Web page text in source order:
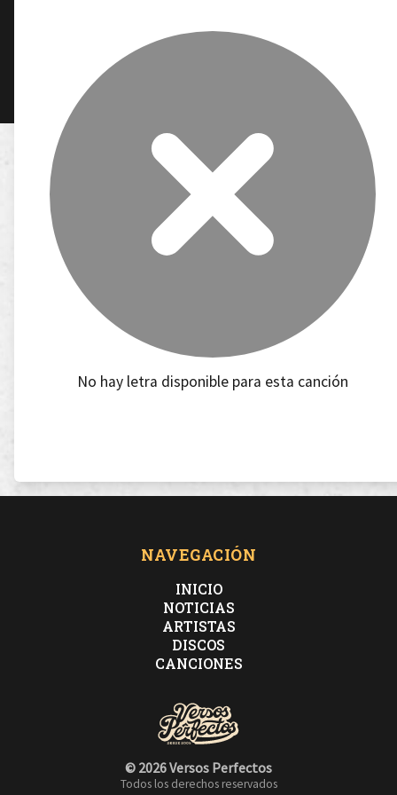
No hay letra disponible para esta canción
NAVEGACIÓN
INICIO
NOTICIAS
ARTISTAS
DISCOS
CANCIONES
© 2026 Versos Perfectos
Todos los derechos reservados